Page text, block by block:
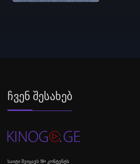
Ჩვენ Შესახებ
საიტი შეიცავს 18+ კონტენტს